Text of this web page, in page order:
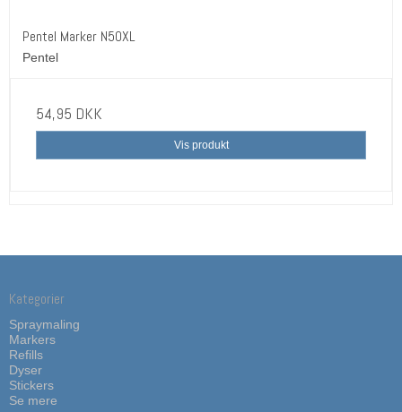
Pentel Marker N50XL
Pentel
54,95 DKK
Vis produkt
Kategorier
Spraymaling
Markers
Refills
Dyser
Stickers
Se mere